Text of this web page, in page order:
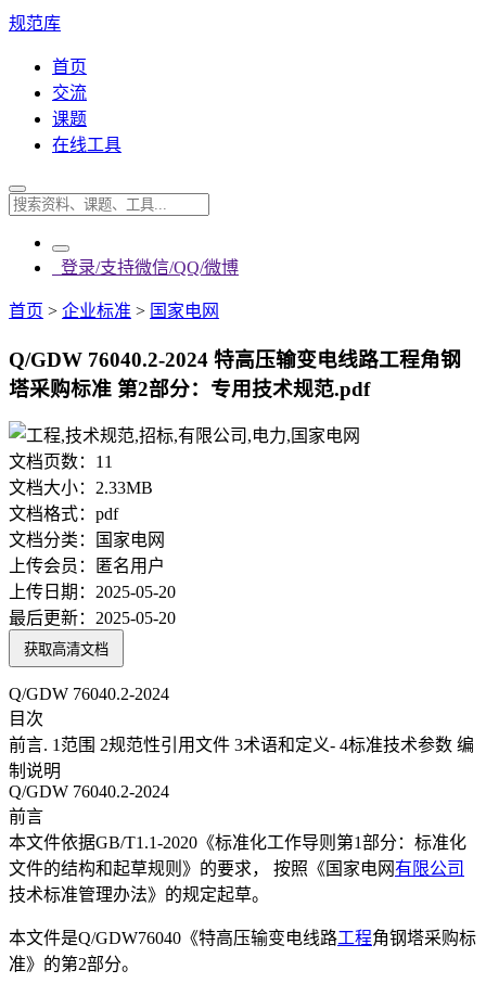
规范库
首页
交流
课题
在线工具
登录/支持微信/QQ/微博
首页 > 企业标准 > 国家电网
Q/GDW 76040.2-2024 特高压输变电线路工程角钢
塔采购标准 第2部分：专用技术规范.pdf
文档页数： 11
文档大小： 2.33MB
文档格式： pdf
文档分类：
国家电网
上传会员：
匿名用户
上传日期： 2025-05-20
最后更新： 2025-05-20
获取高清文档
Q/GDW 76040.2-2024
目次
前言. 1范围 2规范性引用文件 3术语和定义- 4标准技术参数 编
制说明
Q/GDW 76040.2-2024
前言
本文件依据GB/T1.1-2020《标准化工作导则第1部分：标准化
文件的结构和起草规则》的要求， 按照《国家电网有限公司
技术标准管理办法》的规定起草。
本文件是Q/GDW76040《特高压输变电线路工程角钢塔采购标
准》的第2部分。